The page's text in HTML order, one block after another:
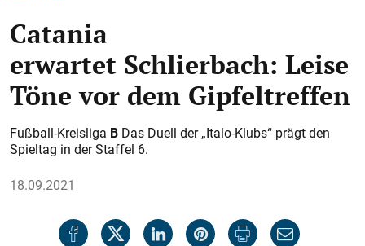
Catania
erwartet Schlierbach: Leise
Töne vor dem Gipfeltreffen
Fußball-Kreisliga B Das Duell der „Italo-Klubs“ prägt den
Spieltag in der Staffel 6.
18.09.2021